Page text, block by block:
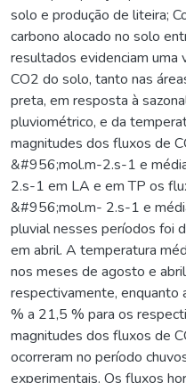
solo e produção de liteira;
carbono alocado no solo
resultados evidenciam uma
CO2 do solo, tanto nas
preta, em resposta à
pluviométrico, e da
magnitudes dos fluxos de
&#956;mol.m-2.s-1 e
2.s-1 em LA e em TP os
&#956;mol.m- 2.s-1 e
pluvial nesses períodos foi
em abril. A temperatura
nos meses de agosto e
respectivamente, enquanto
% a 21,5 % para os
magnitudes dos fluxos de
ocorreram no período
experimentais. Os fluxos